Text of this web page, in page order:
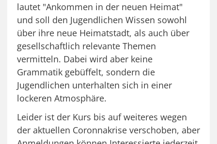
lautet "Ankommen in der neuen Heimat"
und soll den Jugendlichen Wissen sowohl
über ihre neue Heimatstadt, als auch über
gesellschaftlich relevante Themen
vermitteln. Dabei wird aber keine
Grammatik gebüffelt, sondern die
Jugendlichen unterhalten sich in einer
lockeren Atmosphäre.
Leider ist der Kurs bis auf weiteres wegen
der aktuellen Coronnakrise verschoben, aber